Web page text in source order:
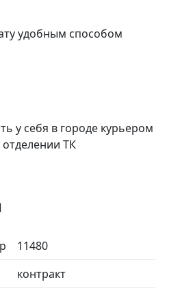
удобным способом
у себя в городе курьером
ТК
11480
контракт